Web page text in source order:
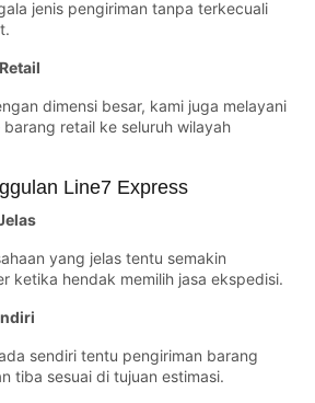
jenis pengiriman tanpa terkecuali
dimensi besar, kami juga melayani
retail ke seluruh wilayah
Line7 Express
yang jelas tentu semakin
ketika hendak memilih jasa ekspedisi.
sendiri tentu pengiriman barang
tiba sesuai di tujuan estimasi.